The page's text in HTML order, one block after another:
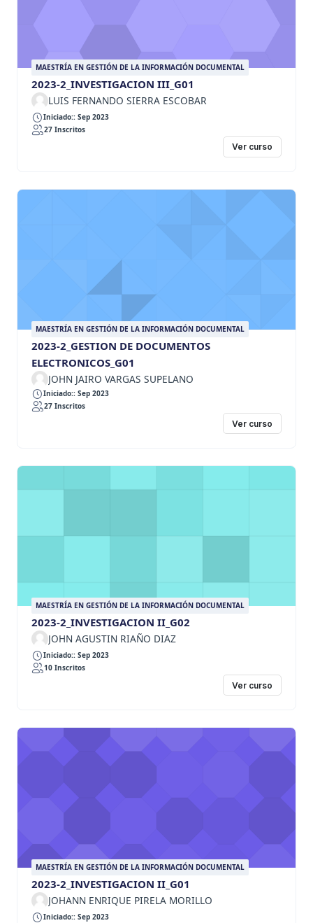
MAESTRÍA EN GESTIÓN DE LA INFORMACIÓN DOCUMENTAL
2023-2_INVESTIGACION III_G01
LUIS FERNANDO SIERRA ESCOBAR
Iniciado:: Sep 2023
27 Inscritos
Ver curso
MAESTRÍA EN GESTIÓN DE LA INFORMACIÓN DOCUMENTAL
2023-2_GESTION DE DOCUMENTOS
ELECTRONICOS_G01
JOHN JAIRO VARGAS SUPELANO
Iniciado:: Sep 2023
27 Inscritos
Ver curso
MAESTRÍA EN GESTIÓN DE LA INFORMACIÓN DOCUMENTAL
2023-2_INVESTIGACION II_G02
JOHN AGUSTIN RIAÑO DIAZ
Iniciado:: Sep 2023
10 Inscritos
Ver curso
MAESTRÍA EN GESTIÓN DE LA INFORMACIÓN DOCUMENTAL
2023-2_INVESTIGACION II_G01
JOHANN ENRIQUE PIRELA MORILLO
Iniciado:: Sep 2023